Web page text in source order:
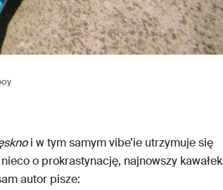
i w tym samym vibe’ie utrzymuje się
o prokrastynację, najnowszy kawałek
autor pisze: